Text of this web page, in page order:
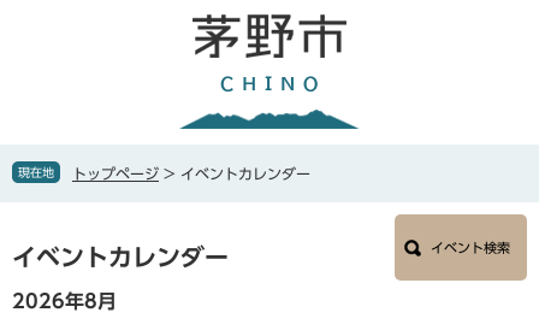
で
ば
文
へ
現在地 トップページ > イベントカレンダー
文
イベントカレンダー イベント検索
2026年8月